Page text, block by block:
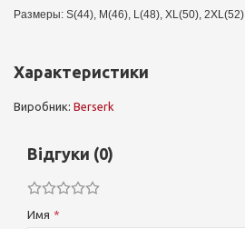
Размеры: S(44), M(46), L(48), XL(50), 2XL(52)
Характеристики
Виробник: Berserk
Відгуки (0)
Имя